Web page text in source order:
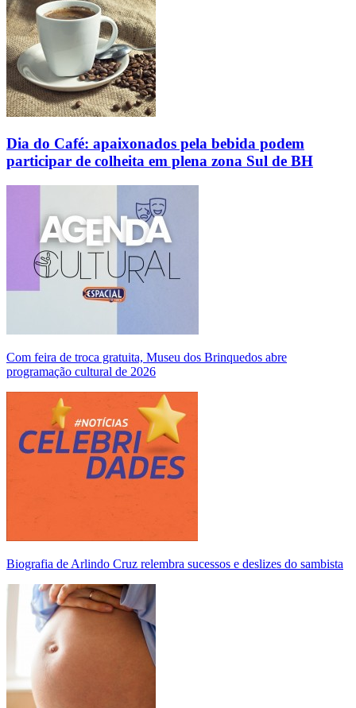
Dia do Café: apaixonados pela bebida podem
participar de colheita em plena zona Sul de BH
Com feira de troca gratuita, Museu dos Brinquedos abre
programação cultural de 2026
Biografia de Arlindo Cruz relembra sucessos e deslizes do sambista